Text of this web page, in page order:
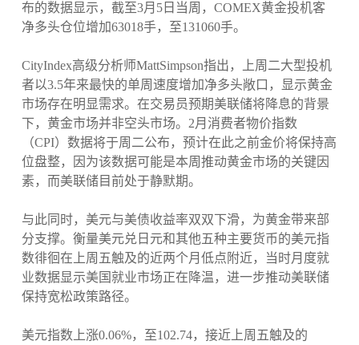
布的数据显示，截至3月5日当周，COMEX黄金投机客
净多头仓位增加63018手，至131060手。
CityIndex高级分析师MattSimpson指出，上周二大型投机
者以3.5年来最快的单周速度增加净多头敞口，显示黄金
市场存在明显需求。在交易员预期美联储将降息的背景
下，黄金市场并非空头市场。2月消费者物价指数
（CPI）数据将于周二公布，预计在此之前金价将保持高
位盘整，因为该数据可能是本周推动黄金市场的关键因
素，而美联储目前处于静默期。
与此同时，美元与美债收益率双双下滑，为黄金带来部
分支撑。衡量美元兑日元和其他五种主要货币的美元指
数徘徊在上周五触及的近两个月低点附近，当时月度就
业数据显示美国就业市场正在降温，进一步推动美联储
保持宽松政策路径。
美元指数上涨0.06%，至102.74，接近上周五触及的